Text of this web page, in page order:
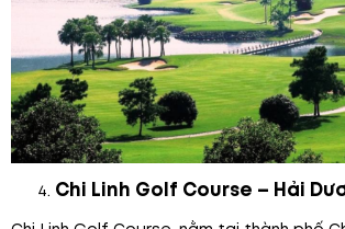
Chi Linh Golf Course – Hải